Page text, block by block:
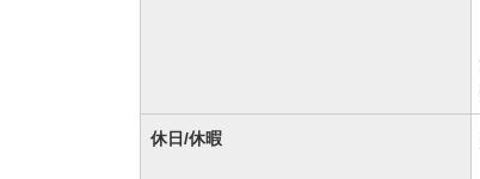
休日/休暇